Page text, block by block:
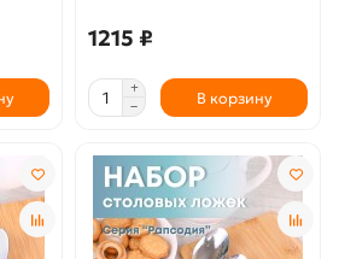
1215 ₽
В корзину